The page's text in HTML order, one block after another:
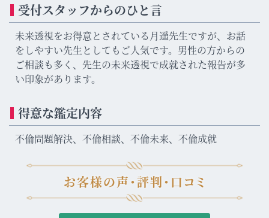
受付スタッフからのひと言
未来透視をお得意とされている月遥先生ですが、お話
をしやすい先生としてもご人気です。男性の方からの
ご相談も多く、先生の未来透視で成就された報告が多
い印象があります。
得意な鑑定内容
不倫問題解決、不倫相談、不倫未来、不倫成就
お客様の声・評判・口コミ